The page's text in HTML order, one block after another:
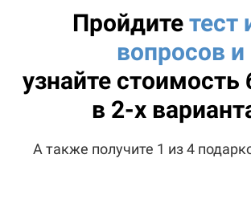
Пройдитетест
вопросов и
узнайте стоимость
в 2-х
А также получите 1 из 4